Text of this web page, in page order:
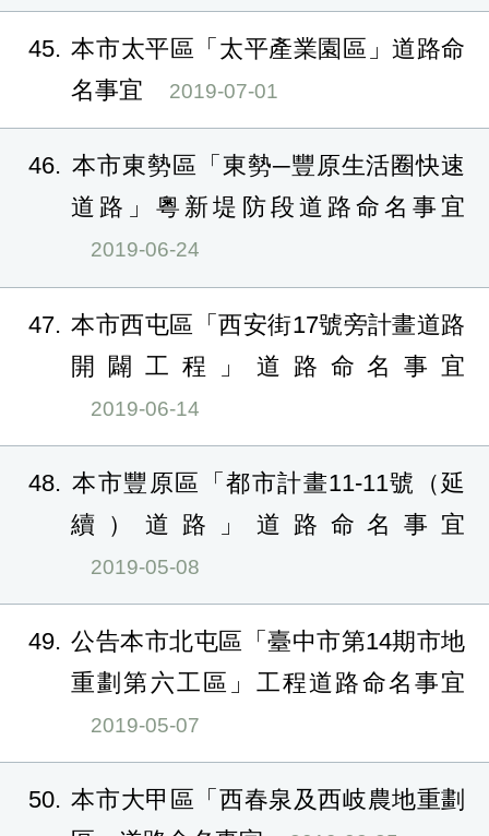
45 本市太平區「太平產業園區」道路命
名事宜
2019-07-01
46
本市東勢區「東勢─豐原生活圈快速
道路」粵新堤防段道路命名事宜
2019-06-24
47 本市西屯區「西安街17號旁計畫道路
開闢工程」道路命名事宜
2019-06-14
48
本市豐原區「都市計畫11-11號（延
續）道路」道路命名事宜
2019-05-08
49 公告本市北屯區「臺中市第14期市地
重劃第六工區」工程道路命名事宜
2019-05-07
50 本市大甲區「西春泉及西岐農地重劃